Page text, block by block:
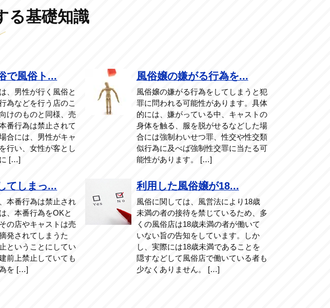
る基礎知識
で風俗ト...
、男性が行く風俗と
為などを行う店のこ
けのものと同様、売
番行為は禁止されて
合には、男性がキャ
行い、女性が客とし
[…]
風俗嬢の嫌がる行為を...
風俗嬢の嫌がる行為をしてしまうと犯
罪に問われる可能性があります。具体
的には、嫌がっている中、キャストの
身体を触る、服を脱がせるなどした場
合には強制わいせつ罪、性交や性交類
似行為に及べば強制性交罪に当たる可
能性があります。 […]
てしまっ...
本番行為は禁止され
、本番行為をOKと
の店やキャストは売
発されてしまうた
ということにしてい
前上禁止していても
を […]
利用した風俗嬢が18...
風俗に関しては、風営法により18歳
未満の者の接待を禁じているため、多
くの風俗店は18歳未満の者が働いて
いない旨の告知をしています。しか
し、実際には18歳未満であることを
隠すなどして風俗店で働いている者も
少なくありません。 […]